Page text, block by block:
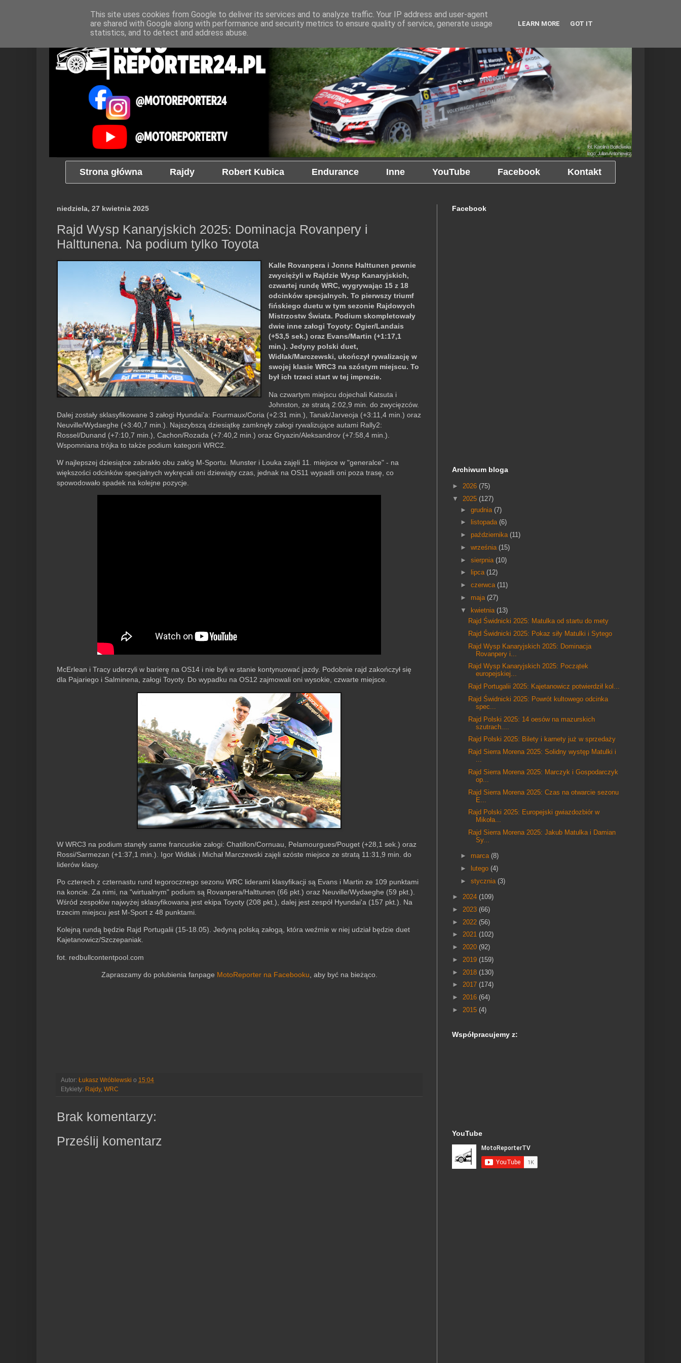
Strona główna Rajdy Robert Kubica Endurance Inne YouTube Facebook Kontakt
niedziela, 27 kwietnia 2025
Rajd Wysp Kanaryjskich 2025: Dominacja Rovanpery i
Halttunena. Na podium tylko Toyota
Kalle Rovanpera i Jonne Halttunen pewnie
zwyciężyli w Rajdzie Wysp Kanaryjskich,
czwartej rundę WRC, wygrywając 15 z 18
odcinków specjalnych. To pierwszy triumf
fińskiego duetu w tym sezonie Rajdowych
Mistrzostw Świata. Podium skompletowały
dwie inne załogi Toyoty: Ogier/Landais
(+53,5 sek.) oraz Evans/Martin (+1:17,1
min.). Jedyny polski duet,
Widłak/Marczewski, ukończył rywalizację w
swojej klasie WRC3 na szóstym miejscu. To
był ich trzeci start w tej imprezie.
Na czwartym miejscu dojechali Katsuta i
Johnston, ze stratą 2:02,9 min. do zwycięzców.
Dalej zostały sklasyfikowane 3 załogi Hyundai'a: Fourmaux/Coria (+2:31 min.), Tanak/Jarveoja (+3:11,4 min.) oraz
Neuville/Wydaeghe (+3:40,7 min.). Najszybszą dziesiątkę zamknęły załogi rywalizujące autami Rally2:
Rossel/Dunand (+7:10,7 min.), Cachon/Rozada (+7:40,2 min.) oraz Gryazin/Aleksandrov (+7:58,4 min.).
Wspomniana trójka to także podium kategorii WRC2.
W najlepszej dziesiątce zabrakło obu załóg M-Sportu. Munster i Louka zajęli 11. miejsce w "generalce" - na
większości odcinków specjalnych wykręcali oni dziewiąty czas, jednak na OS11 wypadli oni poza trasę, co
spowodowało spadek na kolejne pozycje.
McErlean i Tracy uderzyli w barierę na OS14 i nie byli w stanie kontynuować jazdy. Podobnie rajd zakończył się
dla Pajariego i Salminena, załogi Toyoty. Do wypadku na OS12 zajmowali oni wysokie, czwarte miejsce.
W WRC3 na podium stanęły same francuskie załogi: Chatillon/Cornuau, Pelamourgues/Pouget (+28,1 sek.) oraz
Rossi/Sarmezan (+1:37,1 min.). Igor Widłak i Michał Marczewski zajęli szóste miejsce ze stratą 11:31,9 min. do
liderów klasy.
Po czterech z czternastu rund tegorocznego sezonu WRC liderami klasyfikacji są Evans i Martin ze 109 punktami
na koncie. Za nimi, na "wirtualnym" podium są Rovanpera/Halttunen (66 pkt.) oraz Neuville/Wydaeghe (59 pkt.).
Wśród zespołów najwyżej sklasyfikowana jest ekipa Toyoty (208 pkt.), dalej jest zespół Hyundai'a (157 pkt.). Na
trzecim miejscu jest M-Sport z 48 punktami.
Kolejną rundą będzie Rajd Portugalii (15-18.05). Jedyną polską załogą, która weźmie w niej udział będzie duet
Kajetanowicz/Szczepaniak.
fot. redbullcontentpool.com
Zapraszamy do polubienia fanpage MotoReporter na Facebooku , aby być na bieżąco.
Autor: Łukasz Wróblewski o 15:04
Etykiety: Rajdy, WRC
Brak komentarzy:
Prześlij komentarz
Facebook
Archiwum bloga
► 2026 (75)
▼ 2025 (127)
► grudnia (7)
►
listopada (6)
► października (11)
► września (15)
► sierpnia (10)
►
lipca (12)
► czerwca (11)
► maja (27)
▼ kwietnia (13)
Rajd Świdnicki 2025: Matulka od startu do mety
Rajd Świdnicki 2025: Pokaz siły Matulki i Sytego
Rajd Wysp Kanaryjskich 2025: Dominacja
Rovanpery i...
Rajd Wysp Kanaryjskich 2025: Początek
europejskiej...
Rajd Portugalii 2025: Kajetanowicz potwierdził kol...
Rajd Świdnicki 2025: Powrót kultowego odcinka
spec...
Rajd Polski 2025: 14 oesów na mazurskich
szutrach....
Rajd Polski 2025: Bilety i karnety już w sprzedaży
Rajd Sierra Morena 2025: Solidny występ Matulki i
...
Rajd Sierra Morena 2025: Marczyk i Gospodarczyk
op...
Rajd Sierra Morena 2025: Czas na otwarcie sezonu
E...
Rajd Polski 2025: Europejski gwiazdozbiór w
Mikoła...
Rajd Sierra Morena 2025: Jakub Matulka i Damian
Sy...
► marca (8)
►
lutego (4)
► stycznia (3)
► 2024 (109)
► 2023 (66)
► 2022 (56)
► 2021 (102)
► 2020 (92)
► 2019 (159)
► 2018 (130)
► 2017 (174)
► 2016 (64)
► 2015 (4)
Współpracujemy z:
YouTube
This site uses cookies from Google to deliver its services and to analyze traffic. Your IP address and user-agent
are shared with Google along with performance and security metrics to ensure quality of service, generate usage
statistics, and to detect and address abuse.
LEARN MORE GOT IT